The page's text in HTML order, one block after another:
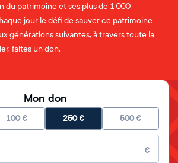
du patrimoine et ses plus de 1 000
jour le défi de sauver ce patrimoine
générations suivantes, à travers toute la
faites un don.
Mon don
100 € 250€ 500 €
€